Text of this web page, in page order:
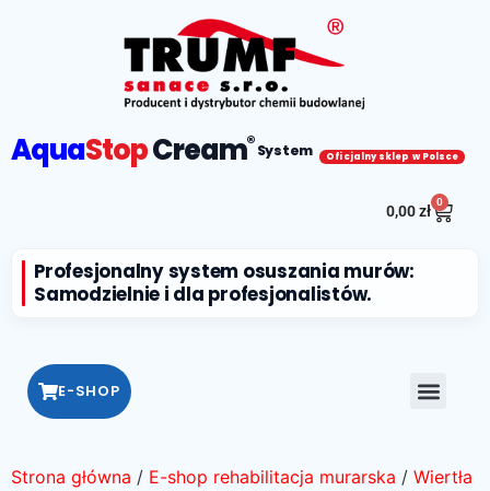
AquaStopCream®System Oficjalny sklep w Polsce
0,00zł
0
Profesjonalny system osuszania murów:
Samodzielnie i dla profesjonalistów.
E-SHOP
Strona główna / E-shop rehabilitacja murarska / Wiertła